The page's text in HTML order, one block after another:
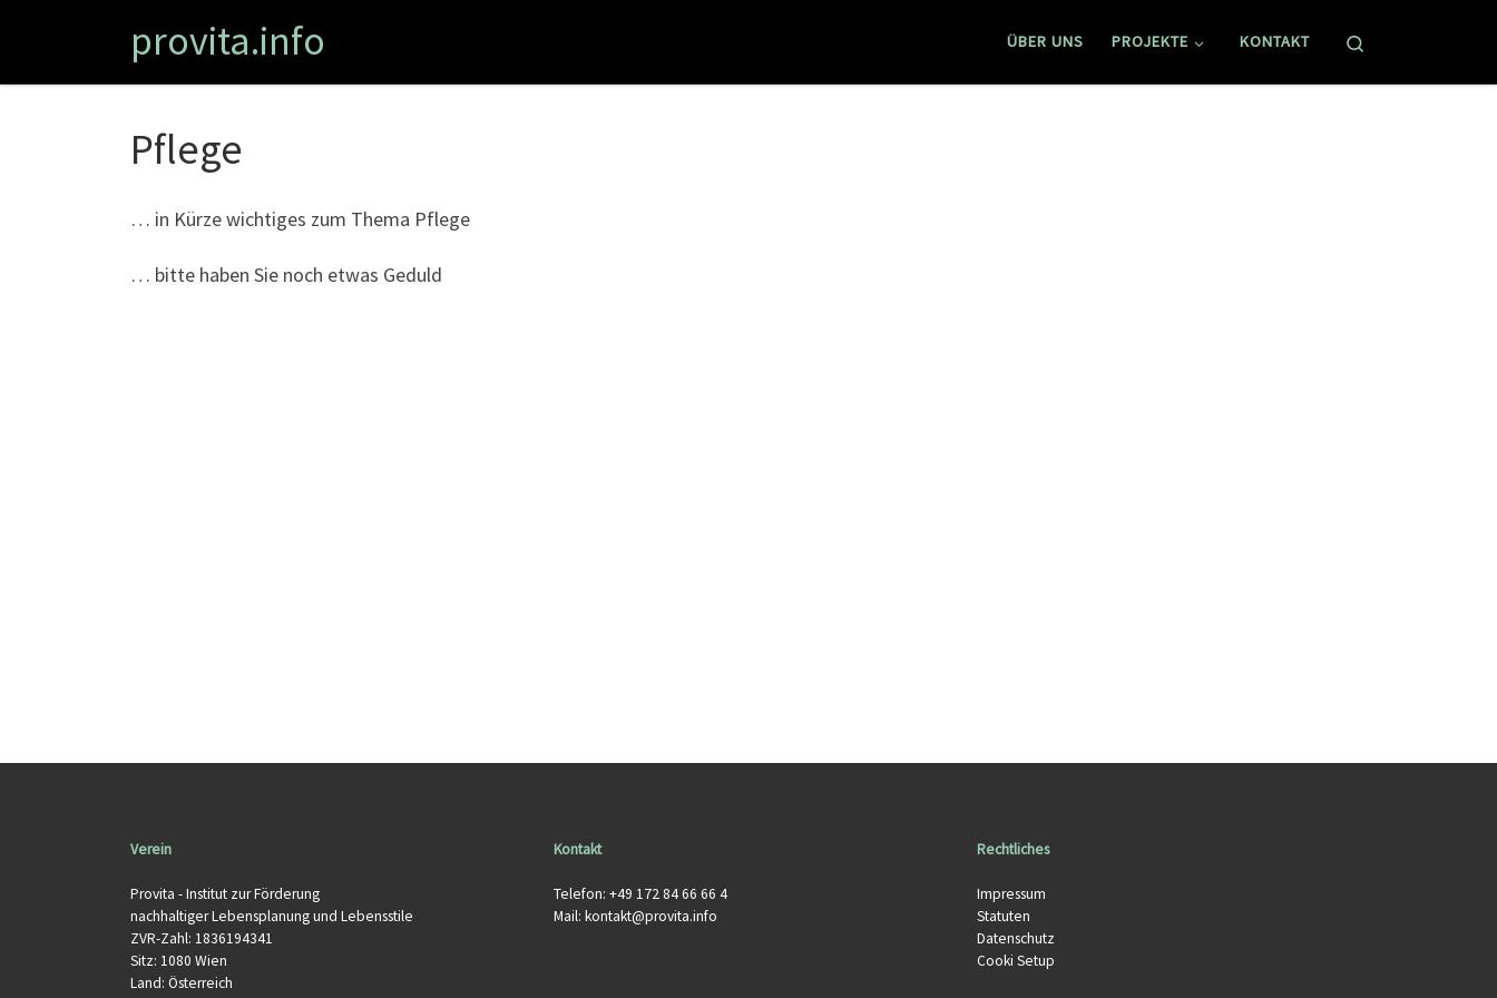
Zum Inhalt springenprovita.info ÜBER UNS PROJEKTE KONTAKT
Pflege
… in Kürze wichtiges zum Thema Pflege
… bitte haben Sie noch etwas Geduld
Verein
Provita - Institut zur Förderung
nachhaltiger Lebensplanung und Lebensstile
ZVR-Zahl: 1836194341
Sitz: 1080 Wien
Land: Österreich
Kontakt
Telefon: +49 172 84 66 66 4
Mail: kontakt@provita.info
Rechtliches
Impressum
Statuten
Datenschutz
Cooki Setup